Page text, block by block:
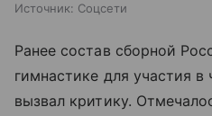
Источник: Соцсети
Ранее состав сборной
гимнастике для участия
вызвал критику.